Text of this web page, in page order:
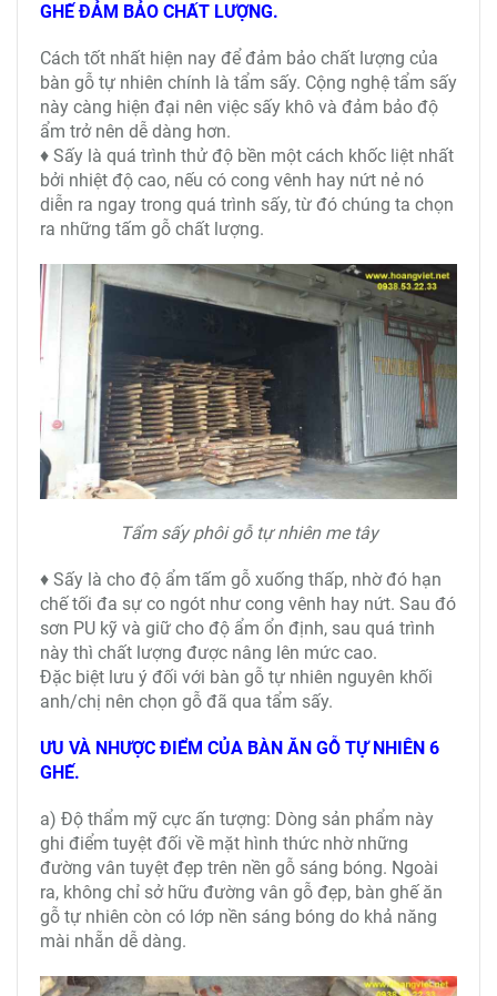
GHẾ ĐẢM BẢO CHẤT LƯỢNG.
Cách tốt nhất hiện nay để đảm bảo chất lượng của
bàn gỗ tự nhiên chính là tẩm sấy. Cộng nghệ tẩm sấy
này càng hiện đại nên việc sấy khô và đảm bảo độ
ẩm trở nên dễ dàng hơn.
♦ Sấy là quá trình thử độ bền một cách khốc liệt nhất
bởi nhiệt độ cao, nếu có cong vênh hay nứt nẻ nó
diễn ra ngay trong quá trình sấy, từ đó chúng ta chọn
ra những tấm gỗ chất lượng.
Tẩm sấy phôi gỗ tự nhiên me tây
♦ Sấy là cho độ ẩm tấm gỗ xuống thấp, nhờ đó hạn
chế tối đa sự co ngót như cong vênh hay nứt. Sau đó
sơn PU kỹ và giữ cho độ ẩm ổn định, sau quá trình
này thì chất lượng được nâng lên mức cao.
Đặc biệt lưu ý đối với bàn gỗ tự nhiên nguyên khối
anh/chị nên chọn gỗ đã qua tẩm sấy.
ƯU VÀ NHƯỢC ĐIỂM CỦA BÀN ĂN GỖ TỰ NHIÊN 6
GHẾ.
a) Độ thẩm mỹ cực ấn tượng: Dòng sản phẩm này
ghi điểm tuyệt đối về mặt hình thức nhờ những
đường vân tuyệt đẹp trên nền gỗ sáng bóng. Ngoài
ra, không chỉ sở hữu đường vân gỗ đẹp, bàn ghế ăn
gỗ tự nhiên còn có lớp nền sáng bóng do khả năng
mài nhẵn dễ dàng.